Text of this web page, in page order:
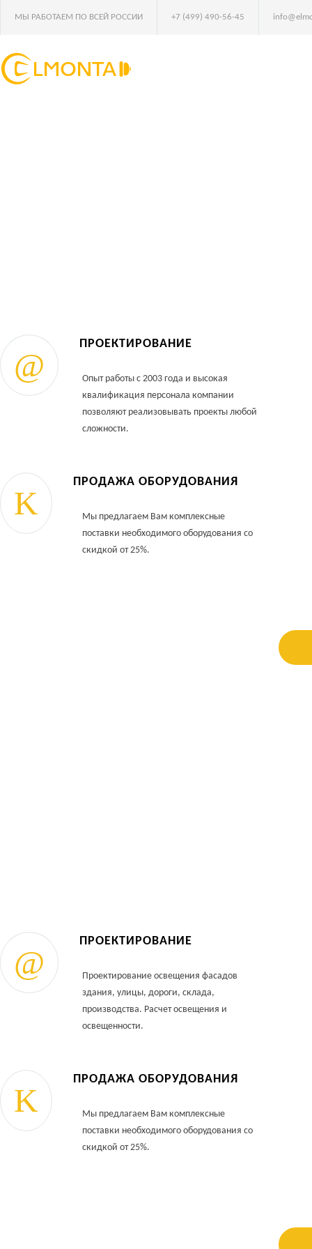
МЫ РАБОТАЕМ ПО ВСЕЙ РОССИИ +7 (499) 490-56-45
ПРОЕКТИРОВАНИЕ
Опыт работы с 2003 года и высокая
квалификация персонала компании
позволяют реализовывать проекты любой
сложности.
ПРОДАЖА ОБОРУДОВАНИЯ
Мы предлагаем Вам комплексные
поставки необходимого оборудования со
скидкой от 25%.
ПРОЕКТИРОВАНИЕ
Проектирование освещения фасадов
здания, улицы, дороги, склада,
производства. Расчет освещения и
освещенности.
ПРОДАЖА ОБОРУДОВАНИЯ
Мы предлагаем Вам комплексные
поставки необходимого оборудования со
скидкой от 25%.